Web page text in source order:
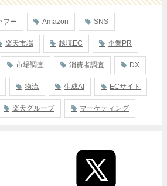
フー Amazon SNS
楽天市場 越境EC 企業PR
市場調査 消費者調査 DX
物流 生成AI ECサイト
楽天グループ マーケティング